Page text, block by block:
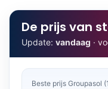
De prijs van
Update: vandaag ·
Beste prijs Groupasol